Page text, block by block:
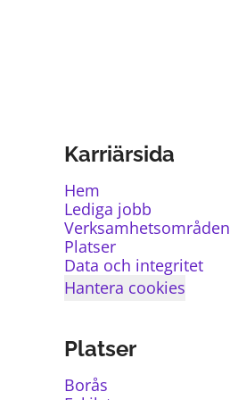
Karriärsida
Hem
Lediga jobb
Verksamhetsområden
Platser
Data och integritet
Hantera cookies
Platser
Borås